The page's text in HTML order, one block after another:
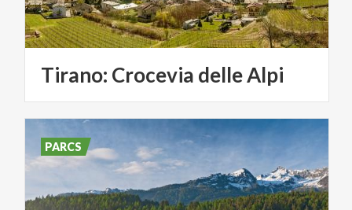
Tirano: Crocevia delleAlpi
PARCS